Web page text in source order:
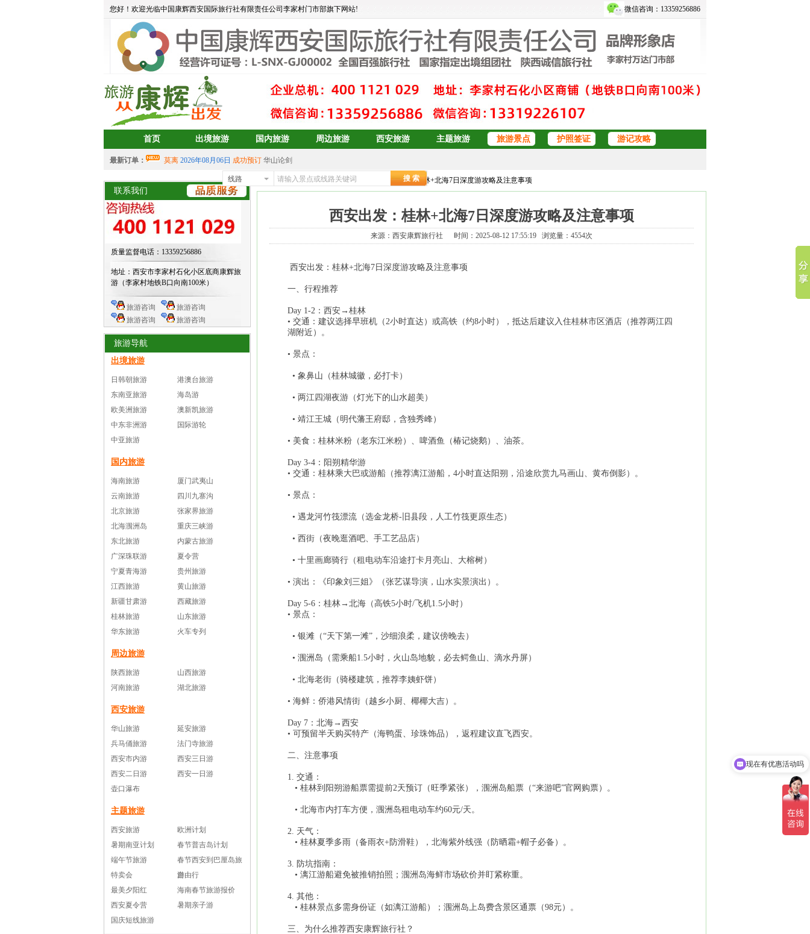
微信咨询：13359256886
您好！欢迎光临中国康辉西安国际旅行社有限责任公司李家村门市部旗下网站!
首页 出境旅游 国内旅游 周边旅游 西安旅游 主题旅游 旅游景点 护照签证 游记攻略
最新订单： 莫离 2026年08月06日 成功预订 华山论剑
成功预订
宝藏大东北6日游
中岳建筑 2026年08月04日成功预订青岛、日照、乳山、威海、蓬莱、烟台双卧6日游
2026年07月30日 成功预订
双岛青岛+威海+长岛+烟台
aalertlert(1)
2026年07月30日 成功预订双岛青岛+威海+长岛+烟台
2026年07月30日 成功预订
双岛青岛+威海+长岛+烟台
线路
联系我们
质量监督电话：13359256886
地址：西安市李家村石化小区底商康辉旅
游（李家村地铁B口向南100米）
旅游咨询
旅游咨询
旅游咨询
旅游咨询
旅游导航
出境旅游
日韩朝旅游
港澳台旅游
东南亚旅游
海岛游
欧美洲旅游
澳新凯旅游
中东非洲游
国际游轮
中亚旅游
国内旅游
海南旅游
厦门武夷山
云南旅游
四川九寨沟
北京旅游
张家界旅游
北海涠洲岛
重庆三峡游
东北旅游
内蒙古旅游
广深珠联游
夏令营
宁夏青海游
贵州旅游
江西旅游
黄山旅游
新疆甘肃游
西藏旅游
桂林旅游
山东旅游
华东旅游
火车专列
周边旅游
陕西旅游
山西旅游
河南旅游
湖北旅游
西安旅游
华山旅游
延安旅游
兵马俑旅游
法门寺旅游
西安市内游
西安三日游
西安二日游
西安一日游
壶口瀑布
主题旅游
西安旅游
欧洲计划
暑期南亚计划
春节普吉岛计划
端午节旅游
春节西安到巴厘岛旅
游
特卖会
自由行
最美夕阳红
海南春节旅游报价
西安夏令营
暑期亲子游
国庆短线旅游
首页 >>游记攻略>>广西桂林攻略 >> 西安出发：桂林+北海7日深度游攻略及注意事项
西安出发：桂林+北海7日深度游攻略及注意事项
来源：西安康辉旅行社 时间：2025-08-12 17:55:19 浏览量：4554次
西安出发：桂林+北海7日深度游攻略及注意事项
一、行程推荐
Day 1-2：西安→桂林
• 交通：建议选择早班机（2小时直达）或高铁（约8小时），抵达后建议入住桂林市区酒店（推荐两江四
湖附近）。
• 景点：
• 象鼻山（桂林城徽，必打卡）
• 两江四湖夜游（灯光下的山水超美）
• 靖江王城（明代藩王府邸，含独秀峰）
• 美食：桂林米粉（老东江米粉）、啤酒鱼（椿记烧鹅）、油茶。
Day 3-4：阳朔精华游
• 交通：桂林乘大巴或游船（推荐漓江游船，4小时直达阳朔，沿途欣赏九马画山、黄布倒影）。
• 景点：
• 遇龙河竹筏漂流（选金龙桥-旧县段，人工竹筏更原生态）
• 西街（夜晚逛酒吧、手工艺品店）
• 十里画廊骑行（租电动车沿途打卡月亮山、大榕树）
• 演出：《印象刘三姐》（张艺谋导演，山水实景演出）。
Day 5-6：桂林→北海（高铁5小时/飞机1.5小时）
• 景点：
• 银滩（“天下第一滩”，沙细浪柔，建议傍晚去）
• 涠洲岛（需乘船1.5小时，火山岛地貌，必去鳄鱼山、滴水丹屏）
• 北海老街（骑楼建筑，推荐李姨虾饼）
• 海鲜：侨港风情街（越乡小厨、椰椰大吉）。
Day 7：北海→西安
• 可预留半天购买特产（海鸭蛋、珍珠饰品），返程建议直飞西安。
二、注意事项
1. 交通：
• 桂林到阳朔游船票需提前2天预订（旺季紧张），涠洲岛船票（“来游吧”官网购票）。
• 北海市内打车方便，涠洲岛租电动车约60元/天。
2. 天气：
• 桂林夏季多雨（备雨衣+防滑鞋），北海紫外线强（防晒霜+帽子必备）。
3. 防坑指南：
• 漓江游船避免被推销拍照；涠洲岛海鲜市场砍价并盯紧称重。
4. 其他：
• 桂林景点多需身份证（如漓江游船）；涠洲岛上岛费含景区通票（98元）。
三、为什么推荐西安康辉旅行社？
现在有优惠活动吗